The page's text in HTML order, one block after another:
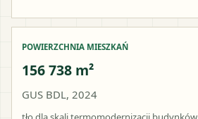
POWIERZCHNIA MIESZKAŃ
156 738 m²
GUS BDL, 2024